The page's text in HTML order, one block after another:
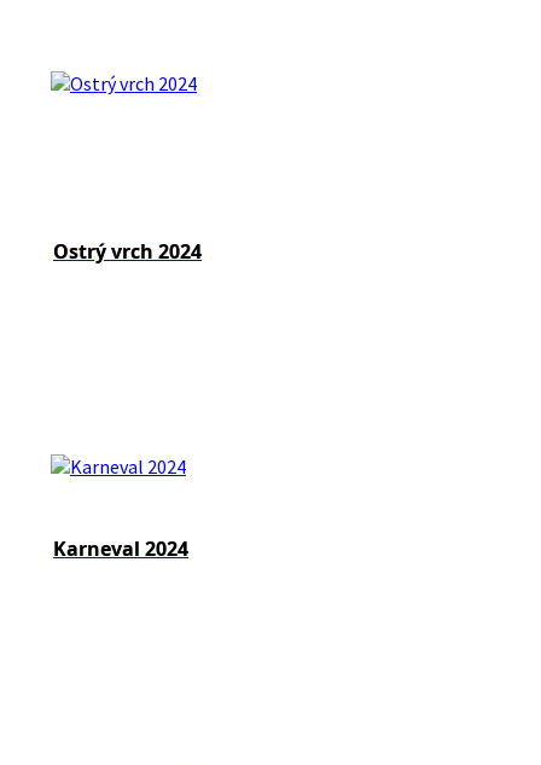
Ostrý vrch 2024
Karneval 2024